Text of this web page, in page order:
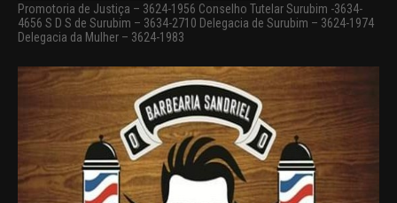
Promotoria de Justiça – 3624-1956 Conselho Tutelar Surubim -3634-
4656 S D S de Surubim – 3634-2710 Delegacia de Surubim – 3624-1974
Delegacia da Mulher – 3624-1983